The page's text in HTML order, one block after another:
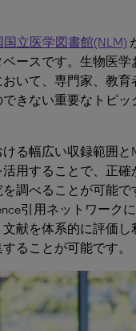
国立医学図書館(NLM)
ースです。生物医学
いて、専門家、教育
きない重要なトピッ
る幅広い収録範囲と
用することで、正確
調べることが可能で
引用ネットワーク
文献を体系的に評価し
することが可能です。